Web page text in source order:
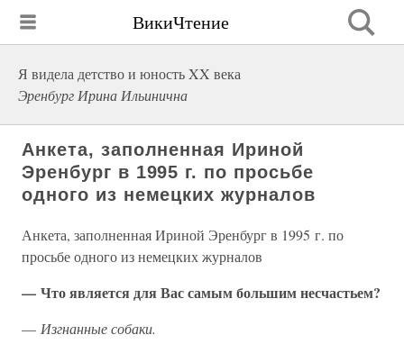
ВикиЧтение
Я видела детство и юность XX века
Эренбург Ирина Ильинична
Анкета, заполненная Ириной
Эренбург в 1995 г. по просьбе
одного из немецких журналов
Анкета, заполненная Ириной Эренбург в 1995 г. по
просьбе одного из немецких журналов
— Что является для Вас самым большим несчастьем?
— Изгнанные собаки.